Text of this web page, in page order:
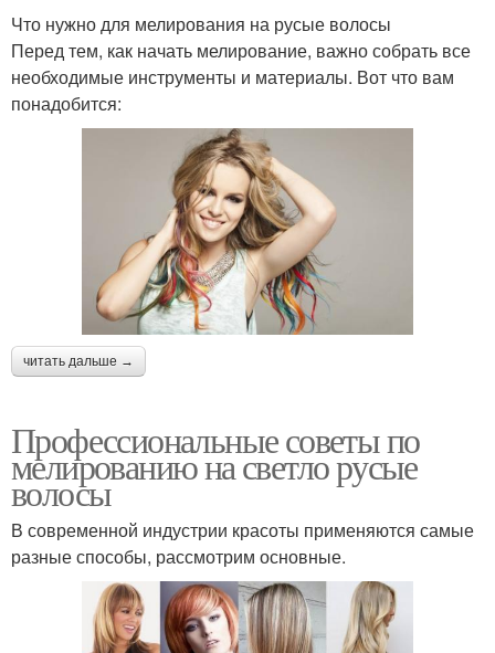
Что нужно для мелирования на русые волосы
Перед тем, как начать мелирование, важно собрать все
необходимые инструменты и материалы. Вот что вам
понадобится:
читать дальше →
Профессиональные советы по
мелированию на светло русые
волосы
В современной индустрии красоты применяются самые
разные способы, рассмотрим основные.